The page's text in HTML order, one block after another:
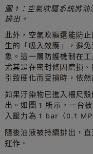
圖 1：空氣吹驅系統將
排出。
此外，空氣吹驅還能防
生的「吸入效應」，避
象。這一層防護機制在
尤其是在密封條因磨損
引致硬化而受損時，依
如果汙染物已進入柵尺
出。如圖 1 所示，一台
入壓力為 1 bar（0.1
隨後油液被持續排出，
運作。